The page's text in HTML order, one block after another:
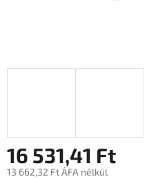
16 531,41 Ft
13 662,32 Ft ÁFA nélkül